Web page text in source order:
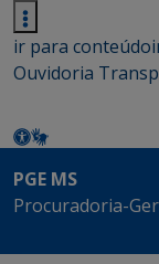
ir para conteúdo
Ouvidoria
PGE MS
Procuradoria-